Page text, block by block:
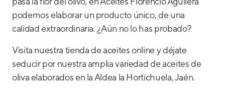
podemos elaborar un producto único, de una
calidad extraordinaria. ¿Aún no lo has probado?
Visita nuestra tienda de aceites online y déjate
seducir por nuestra amplia variedad de aceites de
oliva elaborados en la Aldea la Hortichuela, Jaén.